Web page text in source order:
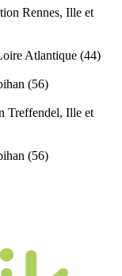
Rennes, Ille et
Atlantique (44)
(56)
Treffendel, Ille et
(56)